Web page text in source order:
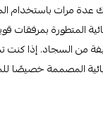
مرات باستخدام
المتطورة
من السجاد. إذا كنت
المصممة خصيصًا